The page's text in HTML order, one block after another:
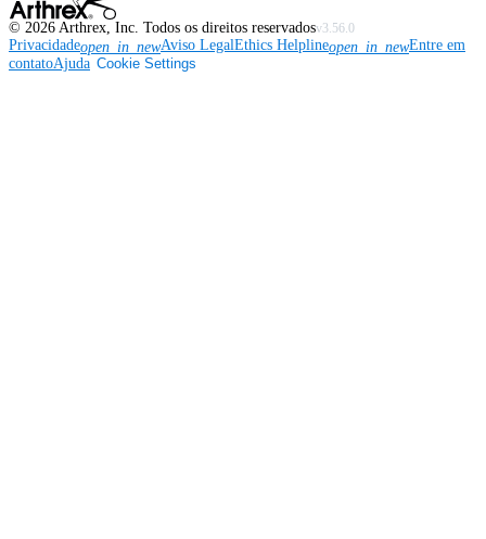
© 2026 Arthrex, Inc. Todos os direitos reservadosv3.56.0
Privacidadeopen_in_newAviso LegalEthics Helplineopen_in_newEntre em
contatoAjuda Cookie Settings